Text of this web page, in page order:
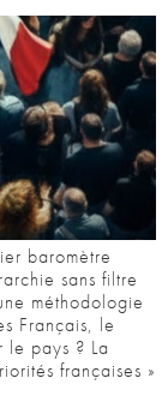
baromètre
sans filtre
méthodologie
Français, le
le pays ? La
françaises »